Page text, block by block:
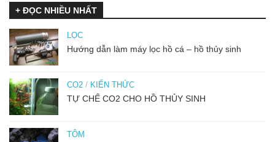
+ ĐỌC NHIỀU NHẤT
LỌC
Hướng dẫn làm máy lọc hồ cá – hồ thủy sinh
CO2 / KIẾN THỨC
TỰ CHẾ CO2 CHO HỒ THỦY SINH
TÔM